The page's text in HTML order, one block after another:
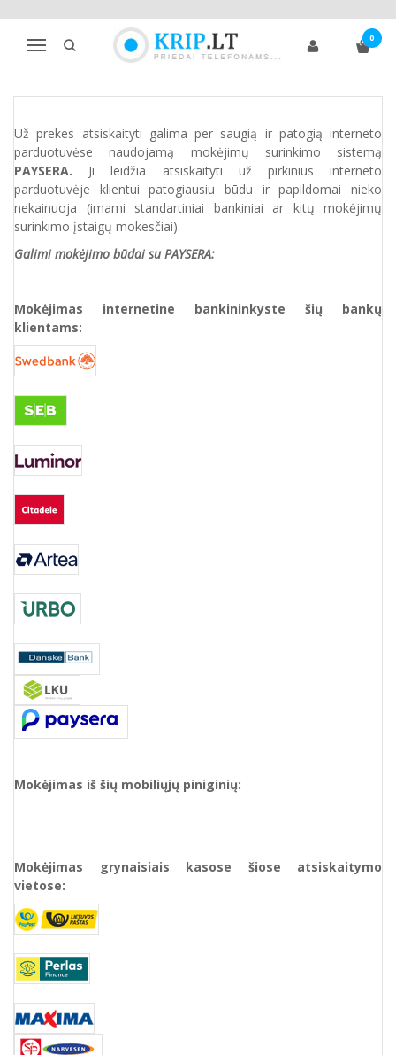
Navigacija
0
ATSISKAITYMAS
Atsiskaitymas
Už prekes atsiskaityti galima per saugią ir patogią interneto
parduotuvėse naudojamą mokėjimų surinkimo sistemą
PAYSERA. Ji leidžia atsiskaityti už pirkinius interneto
parduotuvėje klientui patogiausiu būdu ir papildomai nieko
nekainuoja (imami standartiniai bankiniai ar kitų mokėjimų
surinkimo įstaigų mokesčiai).
Galimi mokėjimo būdai su PAYSERA:
Mokėjimas internetine bankininkyste šių bankų
klientams:
Mokėjimas iš šių mobiliųjų piniginių:
Mokėjimas grynaisiais kasose šiose atsiskaitymo
vietose: